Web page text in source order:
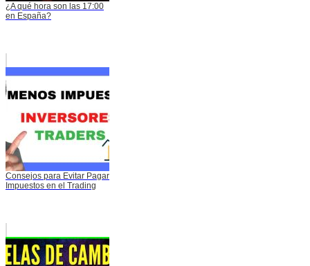
¿A qué hora son las 17:00
en España?
Consejos para Evitar Pagar
Impuestos en el Trading